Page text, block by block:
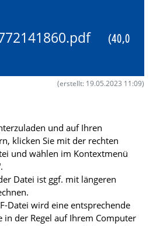
(40,0
(erstellt: 19.05.2023 11:09)
und auf Ihren
klicken Sie mit der rechten
und wählen im Kontextmenü
Datei ist ggf. mit längeren
Datei wird eine entsprechende
in der Regel auf Ihrem Computer